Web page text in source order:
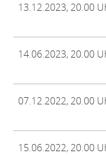
13.12.2023, 20.00
14.06.2023, 20.00
07.12.2022, 20.00
15.06.2022, 20.00